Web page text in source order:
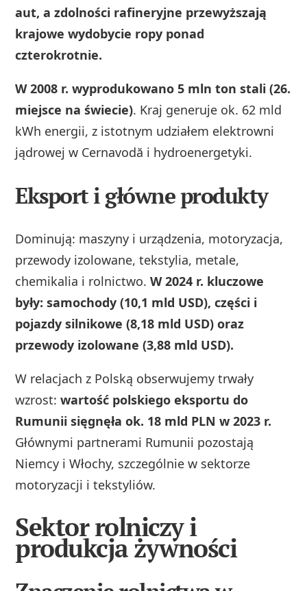
aut, a zdolności rafineryjne przewyższają
krajowe wydobycie ropy ponad
czterokrotnie.
W 2008 r. wyprodukowano 5 mln ton stali (26.
miejsce na świecie). Kraj generuje ok. 62 mld
kWh energii, z istotnym udziałem elektrowni
jądrowej w Cernavodă i hydroenergetyki.
Eksport i główne produkty
Dominują: maszyny i urządzenia, motoryzacja,
przewody izolowane, tekstylia, metale,
chemikalia i rolnictwo.W 2024 r. kluczowe
były: samochody (10,1 mld USD), części i
pojazdy silnikowe (8,18 mld USD) oraz
przewody izolowane (3,88 mld USD).
W relacjach z Polską obserwujemy trwały
wzrost:wartość polskiego eksportu do
Rumunii sięgnęła ok. 18 mld PLN w 2023 r.
Głównymi partnerami Rumunii pozostają
Niemcy i Włochy, szczególnie w sektorze
motoryzacji i tekstyliów.
Sektor rolniczy i
produkcja żywności